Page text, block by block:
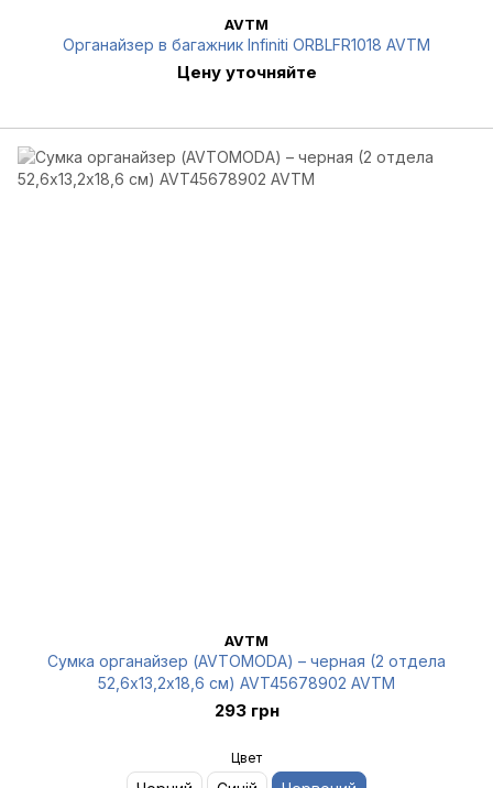
AVTM
Органайзер в багажник Infiniti ORBLFR1018 AVTM
Цену уточняйте
AVTM
Сумка органайзер (AVTOMODA) – черная (2 отдела
52,6х13,2х18,6 см) AVT45678902 AVTM
293 грн
Цвет